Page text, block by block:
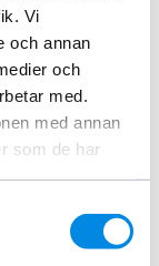
Vi
och annan
och
med.
med annan
som de har
2021+